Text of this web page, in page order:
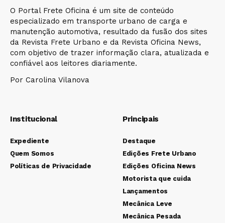
O Portal Frete Oficina é um site de conteúdo
especializado em transporte urbano de carga e
manutenção automotiva, resultado da fusão dos sites
da Revista Frete Urbano e da Revista Oficina News,
com objetivo de trazer informação clara, atualizada e
confiável aos leitores diariamente.
Por Carolina Vilanova
Institucional
Expediente
Quem Somos
Políticas de Privacidade
Principais
Destaque
Edições Frete Urbano
Edições Oficina News
Motorista que cuida
Lançamentos
Mecânica Leve
Mecânica Pesada